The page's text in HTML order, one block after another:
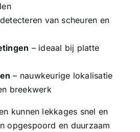
van scheuren en
– ideaal bij platte
– nauwkeurige lokalisatie
breekwerk
kunnen lekkages snel en
opgespoord en duurzaam